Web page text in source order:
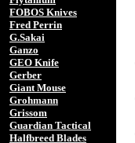
FOBOS Knives
Fred Perrin
G.Sakai
Ganzo
GEO Knife
Gerber
Giant Mouse
Grohmann
Grissom
Guardian Tactical
Halfbreed Blades